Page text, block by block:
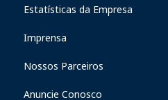
Estatísticas da Empresa
Imprensa
Nossos Parceiros
Anuncie Conosco